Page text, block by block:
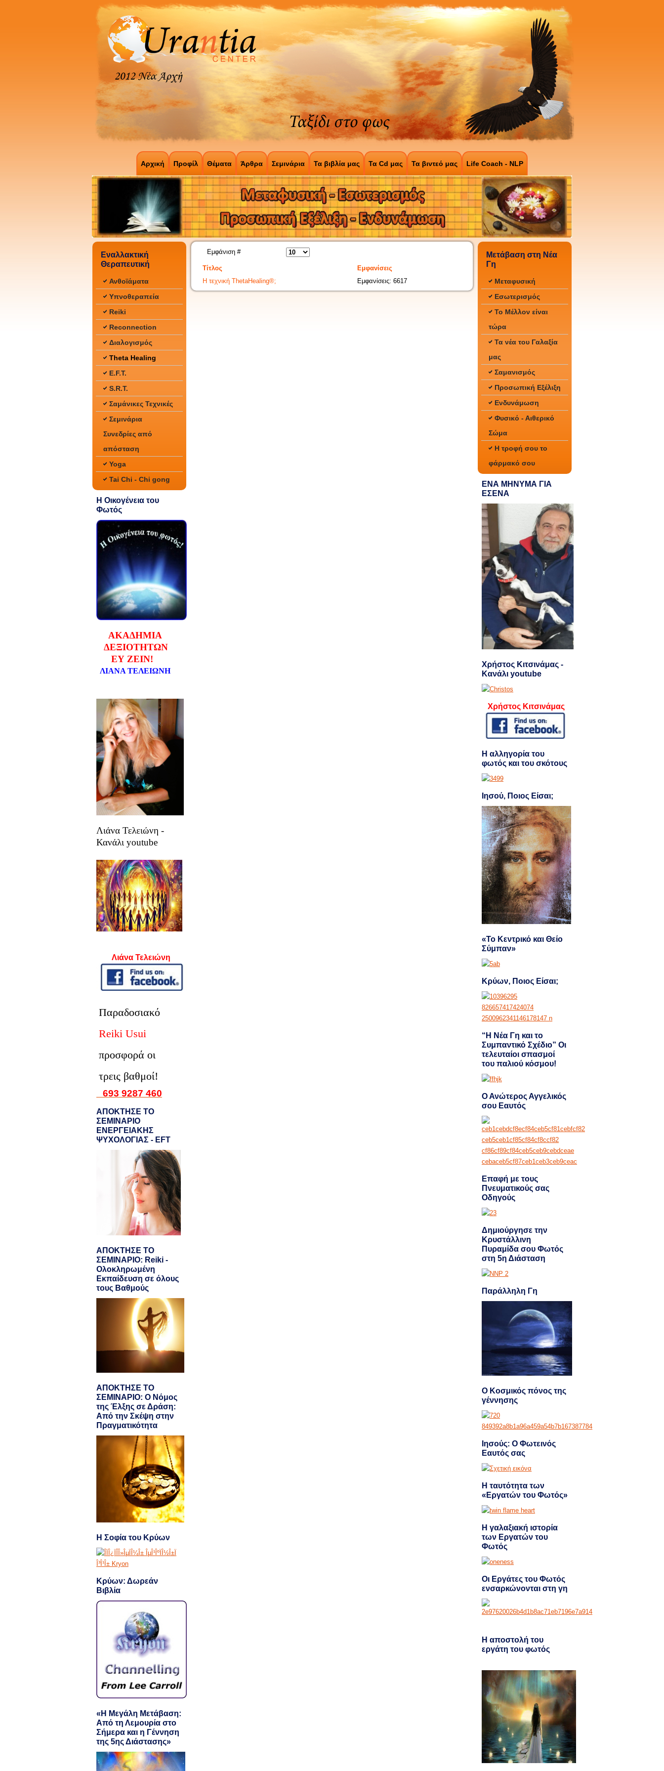
Αρχική Προφίλ Θέματα Άρθρα Σεμινάρια Τα βιβλία μας Τα Cd μας Τα βιντεό μας Life Coach - NLP
Εναλλακτική
Θεραπευτική
Ανθοϊάματα
Υπνοθεραπεία
Reiki
Reconnection
Διαλογισμός
Theta Healing
E.F.T.
S.R.T.
Σαμάνικες Τεχνικές
Σεμινάρια
Συνεδρίες από
απόσταση
Yoga
Tai Chi - Chi gong
Η Οικογένεια του
Φωτός
ΑΚΑΔΗΜΙΑ
ΔΕΞΙΟΤΗΤΩΝ
ΕΥ ΖΕΙΝ!
ΛΙΑΝΑ ΤΕΛΕΙΩΝΗ
Λιάνα Τελειώνη -
Κανάλι youtube
Λιάνα Τελειώνη
Παραδοσιακό
Reiki Usui
προσφορά οι
τρεις βαθμοί!
693 9287 460
ΑΠΟΚΤΗΣΕ ΤΟ
ΣΕΜΙΝΑΡΙΟ
ΕΝΕΡΓΕΙΑΚΗΣ
ΨΥΧΟΛΟΓΙΑΣ - EFT
ΑΠΟΚΤΗΣΕ ΤΟ
ΣΕΜΙΝΑΡΙΟ: Reiki -
Ολοκληρωμένη
Εκπαίδευση σε όλους
τους Βαθμούς
ΑΠΟΚΤΗΣΕ ΤΟ
ΣΕΜΙΝΑΡΙΟ: Ο Νόμος
της Έλξης σε Δράση:
Από την Σκέψη στην
Πραγματικότητα
Η Σοφία του Κρύων
Κρύων: Δωρεάν
Βιβλία
«Η Μεγάλη Μετάβαση:
Από τη Λεμουρία στο
Σήμερα και η Γέννηση
της 5ης Διάστασης»
Εμφάνιση #
Τίτλος
Εμφανίσεις
Η τεχνική ThetaHealing®;
Εμφανίσεις: 6617
Μετάβαση στη Νέα
Γη
Μεταφυσική
Εσωτερισμός
Το Μέλλον είναι
τώρα
Τα νέα του Γαλαξία
μας
Σαμανισμός
Προσωπική Εξέλιξη
Ενδυνάμωση
Φυσικό - Αιθερικό
Σώμα
Η τροφή σου το
φάρμακό σου
ΕΝΑ ΜΗΝΥΜΑ ΓΙΑ
ΕΣΕΝΑ
Χρήστος Κιτσινάμας -
Κανάλι youtube
Χρήστος Κιτσινάμας
Η αλληγορία του
φωτός και του σκότους
Ιησού, Ποιος Είσαι;
«Το Κεντρικό και Θείο
Σύμπαν»
Κρύων, Ποιος Είσαι;
“Η Νέα Γη και το
Συμπαντικό Σχέδιο” Οι
τελευταίοι σπασμοί
του παλιού κόσμου!
Ο Ανώτερος Αγγελικός
σου Εαυτός
Επαφή με τους
Πνευματικούς σας
Οδηγούς
Δημιούργησε την
Κρυστάλλινη
Πυραμίδα σου Φωτός
στη 5η Διάσταση
Παράλληλη Γη
Ο Κοσμικός πόνος της
γέννησης
Ιησούς: Ο Φωτεινός
Εαυτός σας
Η ταυτότητα των
«Εργατών του Φωτός»
Η γαλαξιακή ιστορία
των Εργατών του
Φωτός
Οι Εργάτες του Φωτός
ενσαρκώνονται στη γη
H αποστολή του
εργάτη του φωτός